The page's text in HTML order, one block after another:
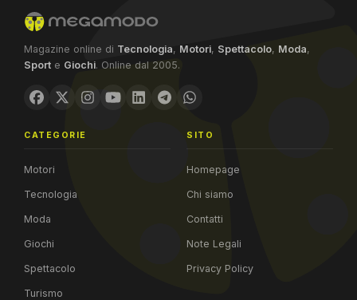
Magazine online di Tecnologia, Motori, Spettacolo, Moda,
Sport e Giochi. Online dal 2005.
CATEGORIE
Motori
Tecnologia
Moda
Giochi
Spettacolo
Turismo
SITO
Homepage
Chi siamo
Contatti
Note Legali
Privacy Policy